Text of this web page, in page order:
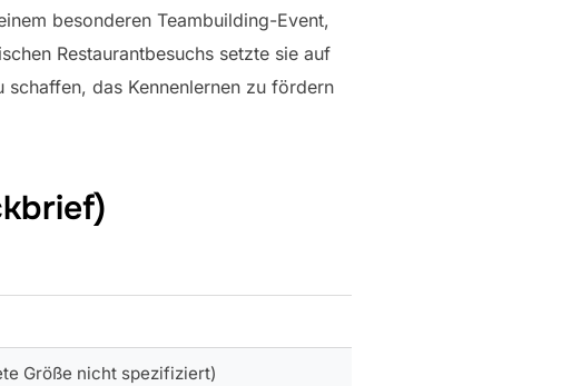
besonderen Teambuilding-Event,
Restaurantbesuchs setzte sie auf
das Kennenlernen zu fördern
Größe nicht spezifiziert)